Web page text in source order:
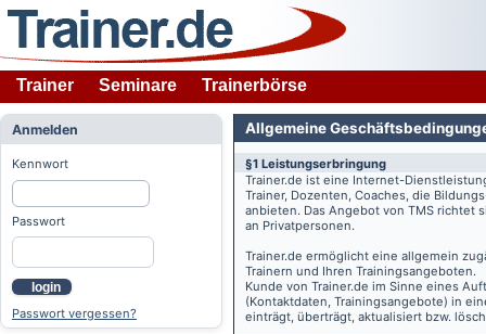
Trainer Seminare Trainerbörse
Anmelden
Kennwort
Passwort
login
Passwort vergessen?
Allgemeine
§1 Leistungserbringung
Trainer.de ist eine Internet-
Trainer, Dozenten, Coaches, die
anbieten. Das Angebot von TMS richtet
an Privatpersonen.
Trainer.de ermöglicht eine allgemein
Trainern und Ihren Trainingsangeboten.
Kunde von Trainer.de im Sinne eines
(Kontaktdaten, Trainingsangebote) in
einträgt, überträgt, aktualisiert bzw.